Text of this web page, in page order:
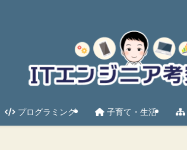
プログラミング 子育て・生活